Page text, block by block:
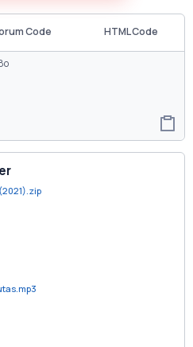
Code HTML Code